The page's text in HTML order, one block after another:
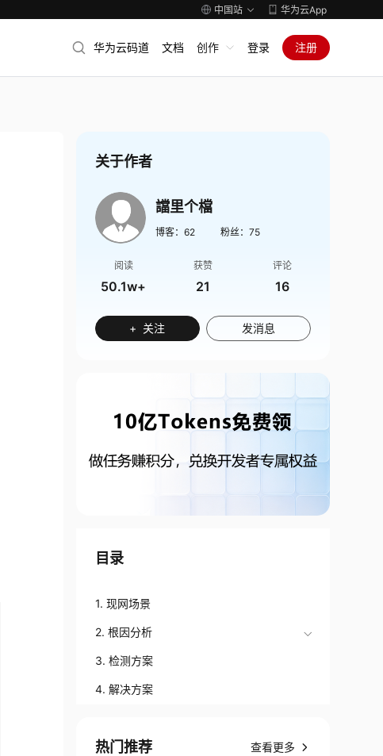
中国站 华为云App
华为云码道 文档 创作 登录 注册
关于作者
譡里个檔
博客： 62 粉丝： 75
阅读
50.1w+
获赞
21
评论
16
+ 关注 发消息
目录
1. 现网场景
2. 根因分析
3. 检测方案
4. 解决方案
热门推荐 查看更多